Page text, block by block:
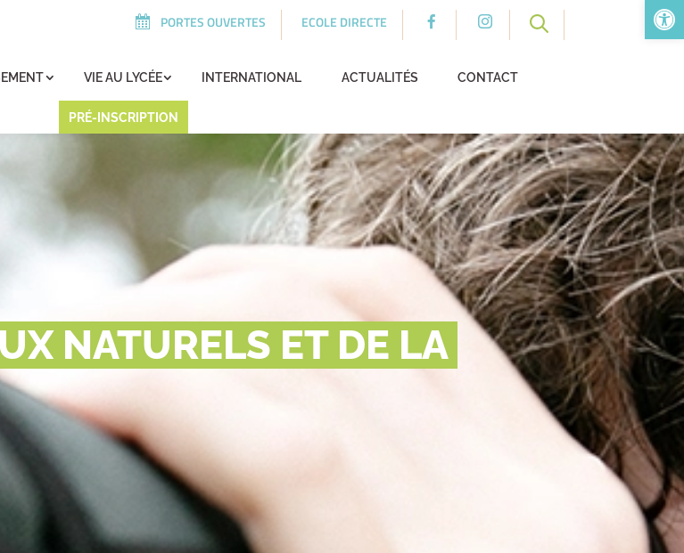
PORTES OUVERTES ECOLE DIRECTE
VIE AU LYCÉE INTERNATIONAL ACTUALITÉS CONTACT
PRÉ-INSCRIPTION
NATURELS ET DE LA